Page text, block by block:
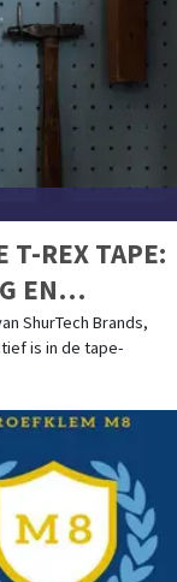
T-REX TAPE:
EN
ShurTech Brands,
is in de tape-